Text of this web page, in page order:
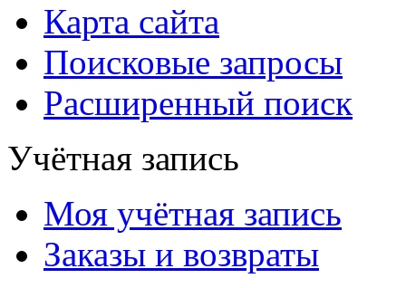
Карта сайта
Поисковые запросы
Расширенный поиск
Учётная запись
Моя учётная запись
Заказы и возвраты